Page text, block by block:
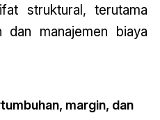
struktural, terutama
dan manajemen biaya
margin, dan